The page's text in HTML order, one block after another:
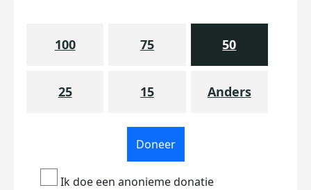
100 75 50
25 15 Anders
Doneer
Ik doe een anonieme donatie